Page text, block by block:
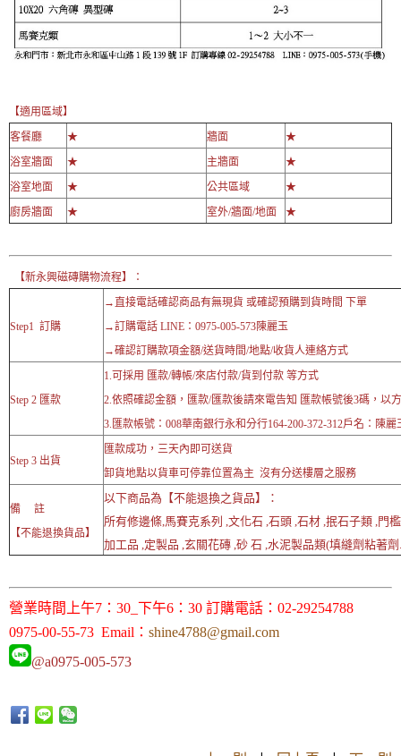
【適用區域】
客餐廳
★ 牆面
★
浴室牆面
★ 主牆面
★
浴室地面
★ 公共區域
★
廚房牆面
★ 室外/牆面/地面 ★
【新永興磁磚購物流程】：
Step1 訂購
→直接電話確認商品有無現貨 或確認預購到貨時間 下單
→訂購電話 LINE：0975-005-573陳麗玉
→確認訂購款項金額/送貨時間/地點/收貨人連絡方式
Step 2 匯款
1.可採用 匯款/轉帳/來店付款/貨到付款 等方式
2.依照確認金額，匯款/匯款後請來電告知 匯款帳號後3碼，以
3.匯款帳號：008華南銀行永和分行164-200-372-312戶名：陳麗
Step 3 出貨
匯款成功，三天內即可送貨
卸貨地點以貨車可停靠位置為主 沒有分送樓層之服務
備 註
【不能退換貨品】
以下商品為【不能退換之貨品】：
所有修邊條,馬賽克系列 ,文化石 ,石頭 ,石材 ,抿石子類 ,門
加工品 ,定製品 ,玄關花磚 ,砂 石 ,水泥製品類(填縫劑粘著劑
營業時間上午7：30_下午6：30 訂購電話：02-29254788
0975-00-55-73 Email： shine4788@gmail.com
@a0975-005-573